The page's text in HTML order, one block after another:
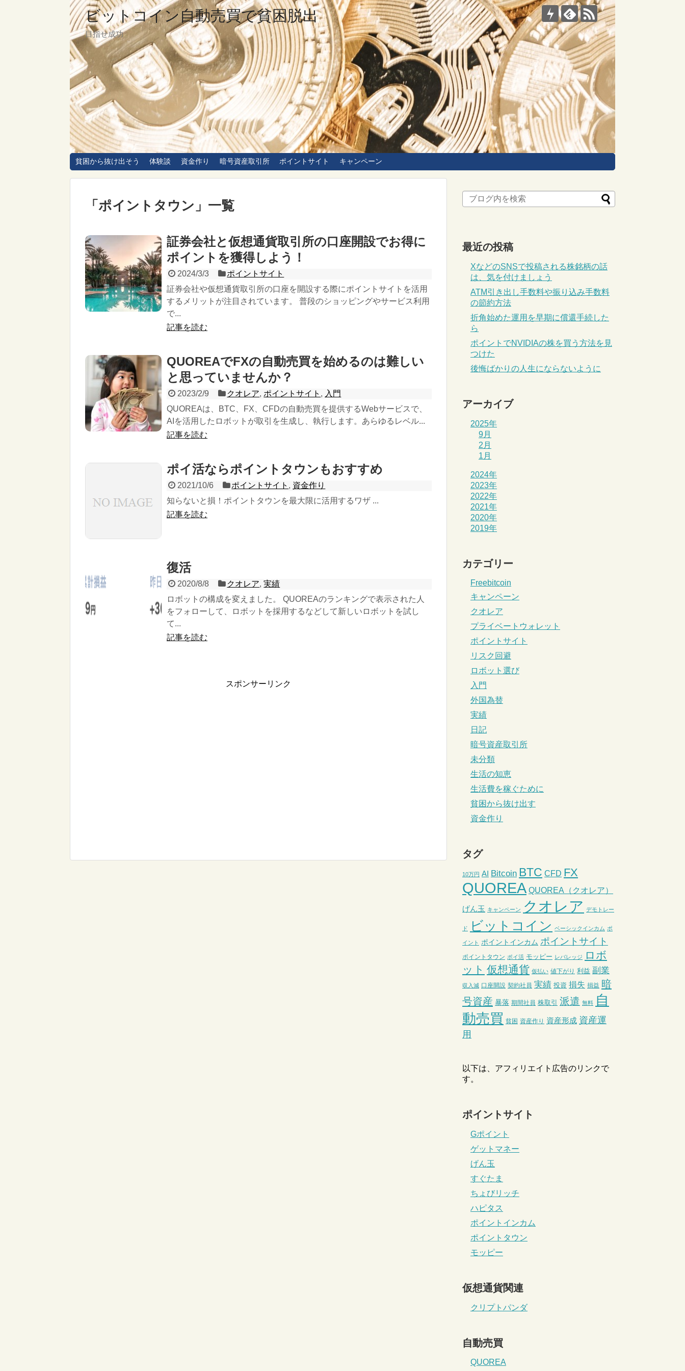
ビットコイン自動売買で貧困脱出
目指せ成功
貧困から抜け出そう 体験談 資金作り 暗号資産取引所 ポイントサイト キャンペーン
「 ポイントタウン 」 一覧
証券会社と仮想通貨取引所の口座開設でお得に
ポイントを獲得しよう！
2024/3/3
ポイントサイト
証券会社や仮想通貨取引所の口座を開設する際にポイントサイトを活用
するメリットが注目されています。 普段のショッピングやサービス利用
で...
記事を読む
QUOREAでFXの自動売買を始めるのは難しい
と思っていませんか？
2023/2/9 クオレア, ポイントサイト , 入門
QUOREAは、BTC、FX、CFDの自動売買を提供するWebサービスで、
AIを活用したロボットが取引を生成し、執行します。あらゆるレベル...
記事を読む
ポイ活ならポイントタウンもおすすめ
2021/10/6 ポイントサイト , 資金作り
知らないと損！ポイントタウンを最大限に活用するワザ ...
記事を読む
復活
2020/8/8 クオレア,実績
ロボットの構成を変えました。 QUOREAのランキングで表示された人
をフォローして、ロボットを採用するなどして新しいロボットを試し
て...
記事を読む
スポンサーリンク
最近の投稿
XなどのSNSで投稿される株銘柄の話
は、気を付けましょう
ATM引き出し手数料や振り込み手数料
の節約方法
折角始めた運用を早期に償還手続した
ら
ポイントでNVIDIAの株を買う方法を見
つけた
後悔ばかりの人生にならないように
アーカイブ
2025年
9月
2月
1月
2024年
2023年
2022年
2021年
2020年
2019年
カテゴリー
Freebitcoin
キャンペーン
クオレア
プライベートウォレット
ポイントサイト
リスク回避
ロボット選び
入門
外国為替
実績
日記
暗号資産取引所
未分類
生活の知恵
生活費を稼ぐために
貧困から抜け出す
資金作り
タグ
10万円 AI Bitcoin BTC CFD FX
QUOREA QUOREA（クオレア）
げん玉 キャンペーン クオレア デモトレー
ド ビットコイン ベーシックインカム ポ
イント ポイントインカム ポイントサイト
ポイントタウン ポイ活 モッピー レバレッジ
ロボ
ット 仮想通貨 仮払い 値下がり 利益 副業
収入減 口座開設 契約社員 実績 投資 損失 損益 暗
号資産 暴落 期間社員 株取引 派遣 無料 自
動売買 貧困 資産作り 資産形成 資産運
用
以下は、アフィリエイト広告のリンクで
す。
ポイントサイト
Gポイント
ゲットマネー
げん玉
すぐたま
ちょびリッチ
ハピタス
ポイントインカム
ポイントタウン
モッピー
仮想通貨関連
クリプトパンダ
自動売買
QUOREA